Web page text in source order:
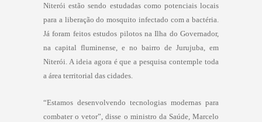
Niterói estão sendo estudadas como potenciais locais
para a liberação do mosquito infectado com a bactéria.
Já foram feitos estudos pilotos na Ilha do Governador,
na capital fluminense, e no bairro de Jurujuba, em
Niterói. A ideia agora é que a pesquisa contemple toda
a área territorial das cidades.
“Estamos desenvolvendo tecnologias modernas para
combater o vetor”, disse o ministro da Saúde, Marcelo